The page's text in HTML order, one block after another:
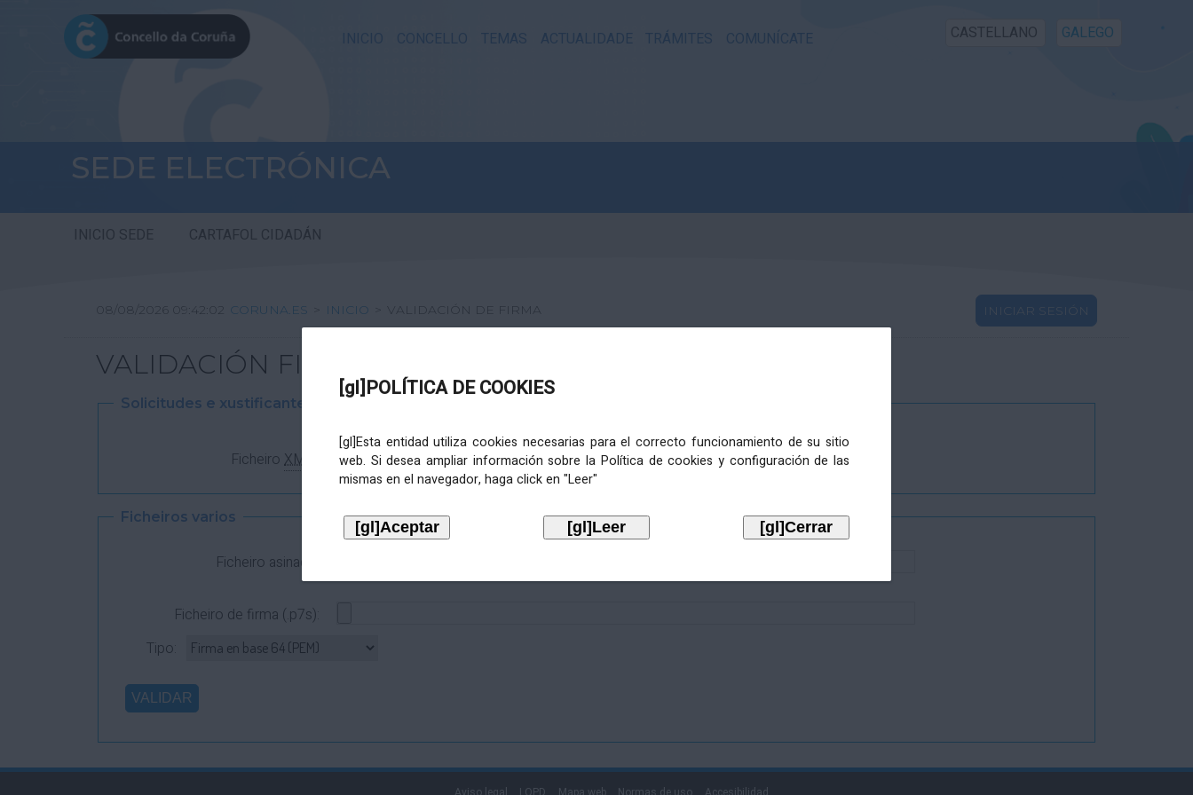
INICIO CONCELLO TEMAS ACTUALIDADE TRÁMITES COMUNÍCATE CASTELLANO GALEGO
SEDE ELECTRÓNICA
INICIO SEDE CARTAFOL CIDADÁN
[gl]POLÍTICA DE COOKIES
[gl]Esta entidad utiliza cookies necesarias para el correcto funcionamiento de su sitio
web. Si desea ampliar información sobre la Política de cookies y configuración de las
mismas en el navegador, haga click en "Leer"
08/08/2026 09:42:02 CORUNA.ES > INICIO > VALIDACIÓN DE FIRMA INICIAR SESIÓN
VALIDACIÓN FIRMA DIXITAL
Solicitudes e xustificantes
FicheiroXML
Ficheiros varios
Ficheiro asinado:
Ficheiro de firma (.p7s):
Tipo:
Aviso legal LOPD Mapa web Normas de uso Accesibilidad